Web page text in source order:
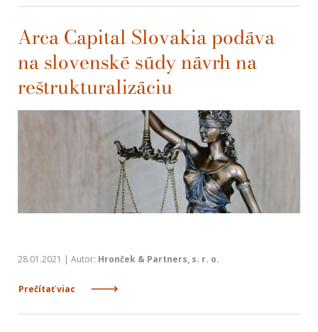
Arca Capital Slovakia podáva
na slovenské súdy návrh na
reštrukturalizáciu
28.01.2021 | Autor: Hronček & Partners, s. r. o.
Prečítať viac